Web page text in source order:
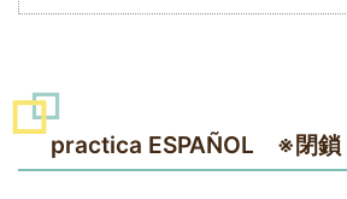
practica ESPAÑOL ※閉鎖